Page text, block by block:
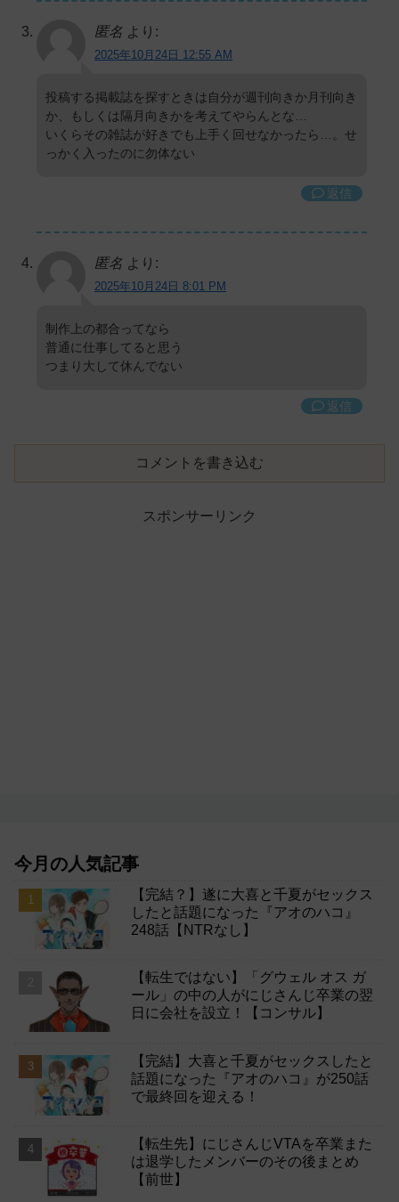
匿名 より:
2025年10月24日 12:55 AM
投稿する掲載誌を探すときは自分が週刊向きか月刊向き
か、もしくは隔月向きかを考えてやらんとな…
いくらその雑誌が好きでも上手く回せなかったら…。せ
っかく入ったのに勿体ない
返信
匿名 より:
2025年10月24日 8:01 PM
制作上の都合ってなら
普通に仕事してると思う
つまり大して休んでない
返信
コメントを書き込む
スポンサーリンク
今月の人気記事
【完結？】遂に大喜と千夏がセックス
したと話題になった『アオのハコ』
248話【NTRなし】
【転生ではない】「グウェル オス ガ
ール」の中の人がにじさんじ卒業の翌
日に会社を設立！【コンサル】
【完結】大喜と千夏がセックスしたと
話題になった『アオのハコ』が250話
で最終回を迎える！
【転生先】にじさんじVTAを卒業また
は退学したメンバーのその後まとめ
【前世】